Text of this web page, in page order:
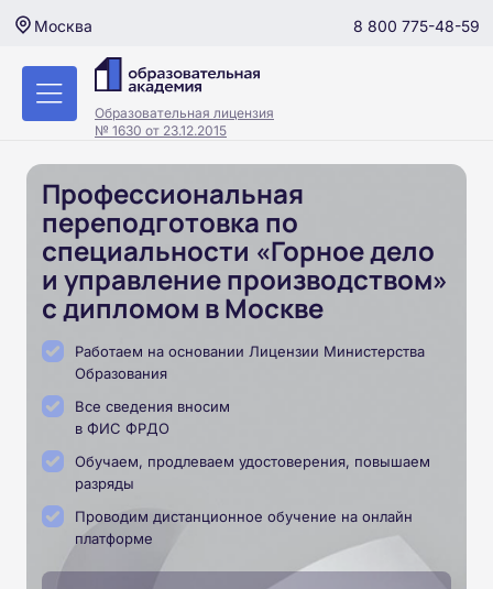
Москва 8 800 775-48-59
Образовательная лицензия
№ 1630 от 23.12.2015
Профессиональная
переподготовка по
специальности «Горное дело
и управление производством»
с дипломом в Москве
Работаем на основании Лицензии Министерства
Образования
Все сведения вносим
в ФИС ФРДО
Обучаем, продлеваем удостоверения, повышаем
разряды
Проводим дистанционное обучение на онлайн
платформе